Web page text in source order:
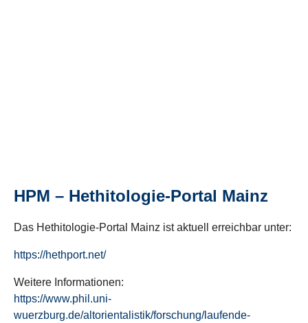
HPM – Hethitologie-Portal Mainz
Das Hethitologie-Portal Mainz ist aktuell erreichbar unter:
https://hethport.net/
Weitere Informationen:
https://www.phil.uni-
wuerzburg.de/altorientalistik/forschung/laufende-